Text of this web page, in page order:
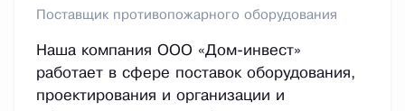
Поставщик противопожарного оборудования
Наша компания ООО «Дом-инвест»
работает в сфере поставок оборудования,
проектирования и организации и